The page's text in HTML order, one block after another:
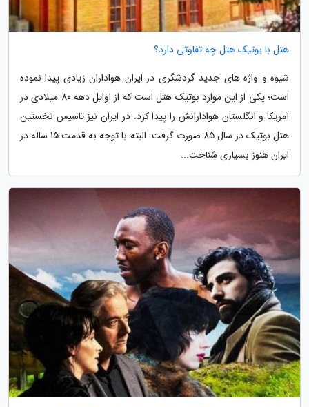
هتل با بوتیک هتل چه تفاوتی دارد؟
شیوه و واژه های جدید گردشگری در ایران هواداران زیادی پیدا نموده
است؛ یکی از این موارد بوتیک هتل است که از اوایل دهه 80 میلادی در
آمریکا و انگلستان هوادارانش را پیدا کرد. در ایران نیز تاسیس نخستین
هتل بوتیک در سال 85 صورت گرفت. البته با توجه به قدمت 15 ساله در
ایران هنوز بسیاری شناخت...